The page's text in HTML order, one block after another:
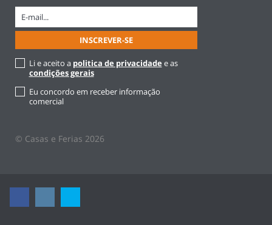
Li e aceito a politica de privacidade e as
condições gerais
Eu concordo em receber informação
comercial
© Casas e Ferias 2026